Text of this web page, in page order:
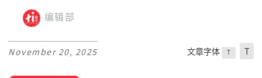
编辑部
November 20, 2025 文章字体 T T